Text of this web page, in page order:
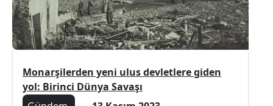
Monarşilerden yeni ulus devletlere giden
yol: Birinci Dünya Savaşı